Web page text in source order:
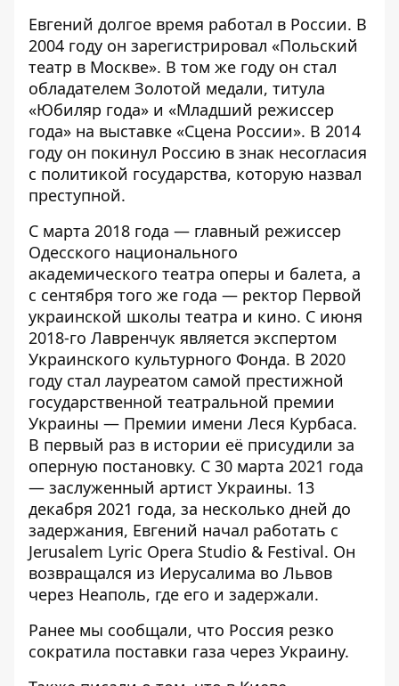
Евгений долгое время работал в России. В
2004 году он зарегистрировал «Польский
театр в Москве». В том же году он стал
обладателем Золотой медали, титула
«Юбиляр года» и «Младший режиссер
года» на выставке «Сцена России». В 2014
году он покинул Россию в знак несогласия
с политикой государства, которую назвал
преступной.
С марта 2018 года — главный режиссер
Одесского национального
академического театра оперы и балета, а
с сентября того же года — ректор Первой
украинской школы театра и кино. С июня
2018-го Лавренчук является экспертом
Украинского культурного Фонда. В 2020
году стал лауреатом самой престижной
государственной театральной премии
Украины — Премии имени Леся Курбаса.
В первый раз в истории её присудили за
оперную постановку. С 30 марта 2021 года
— заслуженный артист Украины. 13
декабря 2021 года, за несколько дней до
задержания, Евгений начал работать с
Jerusalem Lyric Opera Studio & Festival. Он
возвращался из Иерусалима во Львов
через Неаполь, где его и задержали.
Ранее мы сообщали, что Россия резко
сократила поставки газа через Украину.